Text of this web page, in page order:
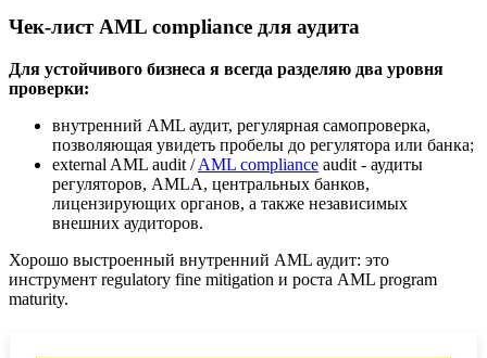
Чек-лист AML compliance для аудита
Для устойчивого бизнеса я всегда разделяю два уровня
проверки:
внутренний AML аудит, регулярная самопроверка,
позволяющая увидеть пробелы до регулятора или банка;
external AML audit /AML compliance audit - аудиты
регуляторов, AMLA, центральных банков,
лицензирующих органов, а также независимых
внешних аудиторов.
Хорошо выстроенный внутренний AML аудит: это
инструмент regulatory fine mitigation и роста AML program
maturity.